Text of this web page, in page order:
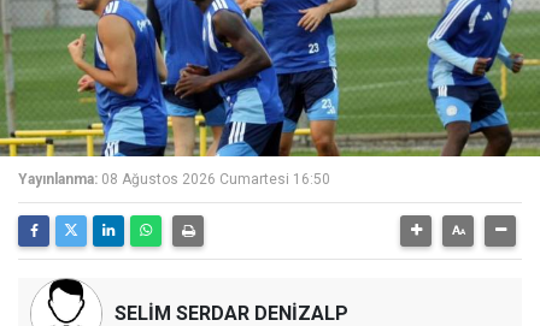
Yayınlanma: 08 Ağustos 2026 Cumartesi 16:50
SELİM SERDAR DENİZALP